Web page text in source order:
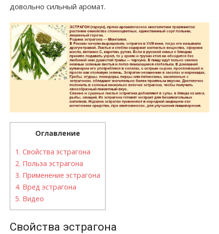
довольно сильный аромат.
Оглавление
1. Свойства эстрагона
2. Польза эстрагона
3. Применение эстрагона
4. Вред эстрагона
5. Видео
Свойства эстрагона